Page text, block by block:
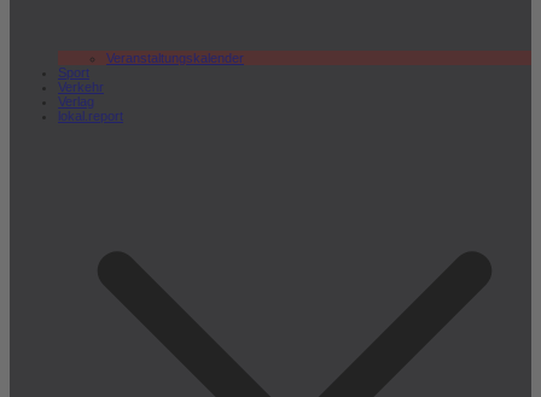
Veranstaltungskalender
Sport
Verkehr
Verlag
lokal.report